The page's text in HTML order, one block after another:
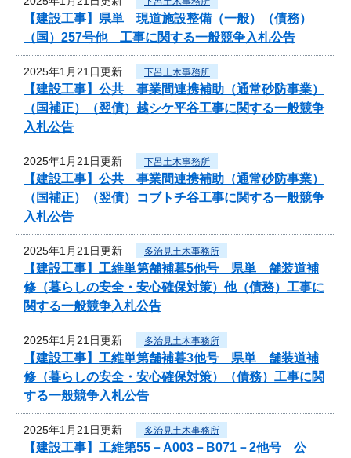
【建設工事】県単 現道施設整備（一般）（債務）
（国）257号他 工事に関する一般競争入札公告
2025年1月21日更新 下呂土木事務所
【建設工事】公共 事業間連携補助（通常砂防事業）
（国補正）（翌債）越シケ平谷工事に関する一般競争
入札公告
2025年1月21日更新 下呂土木事務所
【建設工事】公共 事業間連携補助（通常砂防事業）
（国補正）（翌債）コブトチ谷工事に関する一般競争
入札公告
2025年1月21日更新 多治見土木事務所
【建設工事】工維単第舗補暮5他号 県単 舗装道補
修（暮らしの安全・安心確保対策）他（債務）工事に
関する一般競争入札公告
2025年1月21日更新 多治見土木事務所
【建設工事】工維単第舗補暮3他号 県単 舗装道補
修（暮らしの安全・安心確保対策）（債務）工事に関
する一般競争入札公告
2025年1月21日更新 多治見土木事務所
【建設工事】工維第55－A003－B071－2他号 公